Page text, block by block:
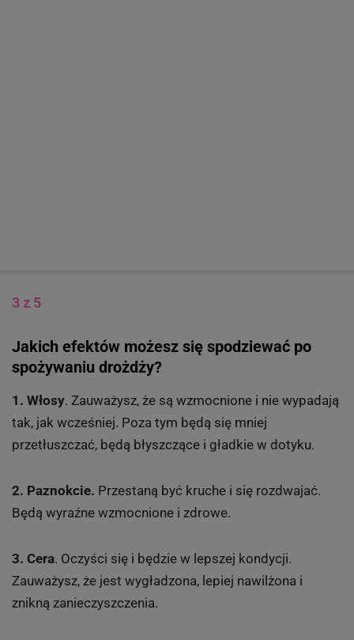
3 z 5
Jakich efektów możesz się spodziewać po
spożywaniu drożdży?
1. Włosy. Zauważysz, że są wzmocnione i nie wypadają
tak, jak wcześniej. Poza tym będą się mniej
przetłuszczać, będą błyszczące i gładkie w dotyku.
2. Paznokcie. Przestaną być kruche i się rozdwajać.
Będą wyraźne wzmocnione i zdrowe.
3. Cera. Oczyści się i będzie w lepszej kondycji.
Zauważysz, że jest wygładzona, lepiej nawilżona i
znikną zanieczyszczenia.